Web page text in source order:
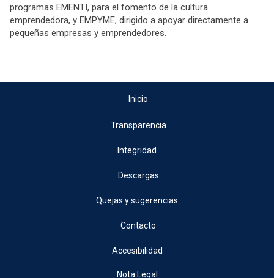
programas EMENTI, para el fomento de la cultura
emprendedora, y EMPYME, dirigido a apoyar directamente a
pequeñas empresas y emprendedores.
Inicio
Transparencia
Integridad
Descargas
Quejas y sugerencias
Contacto
Accesibilidad
Nota Legal